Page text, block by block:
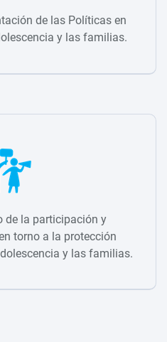
de las Políticas en
y las familias.
de la participación y
torno a la protección
y las familias.